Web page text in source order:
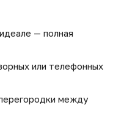
— полная
или телефонных
между